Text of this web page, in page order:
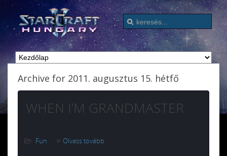
Archive for 2011. augusztus 15. hétfő
WHEN I’M GRANDMASTER
Fun Olvass tovább